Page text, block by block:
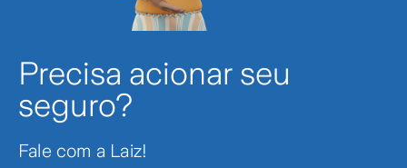
Precisa acionar seu
seguro?
Fale com a Laiz!